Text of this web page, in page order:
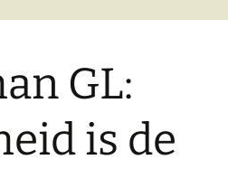
GL:
is de